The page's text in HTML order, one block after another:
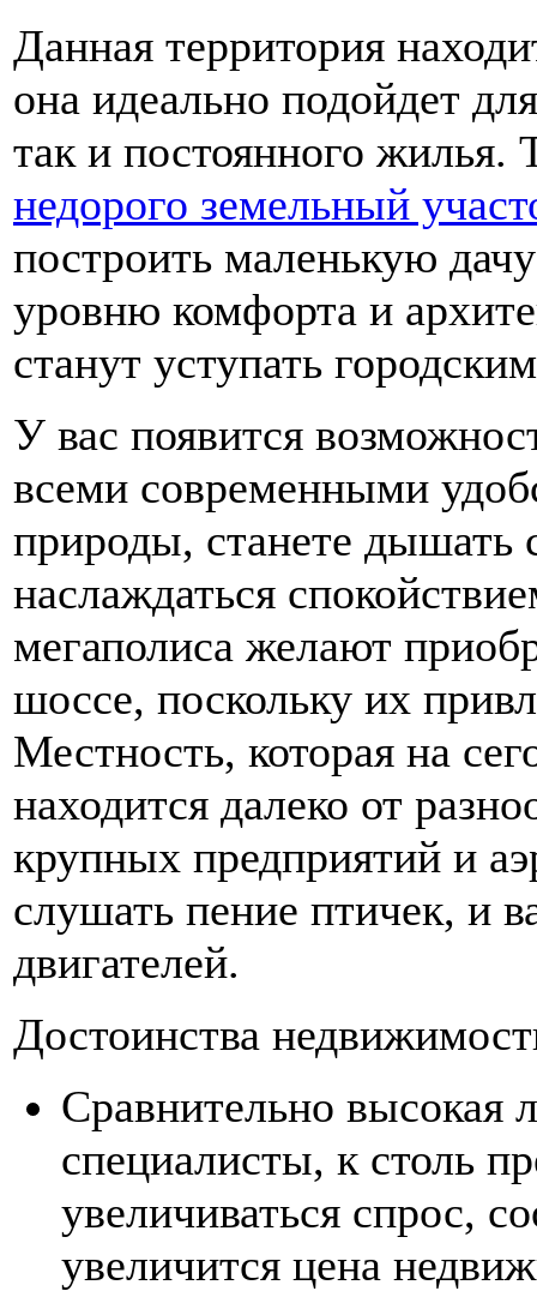
Данная территория
она идеально подойдет
так и постоянного жилья.
недорого земельный
построить маленькую
уровню комфорта и
станут уступать
У вас появится
всеми современными
природы, станете дышать
наслаждаться
мегаполиса желают
шоссе, поскольку их
Местность, которая на
находится далеко от
крупных предприятий и
слушать пение птичек, и
двигателей.
Достоинства
Сравнительно высокая
специалисты, к столь
увеличиваться спрос,
увеличится цена